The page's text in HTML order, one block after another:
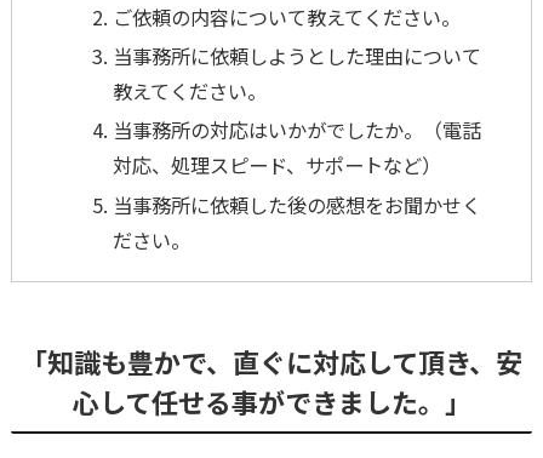
ご依頼の内容について教えてください。
当事務所に依頼しようとした理由について
教えてください。
当事務所の対応はいかがでしたか。（電話
対応、処理スピード、サポートなど）
当事務所に依頼した後の感想をお聞かせく
ださい。
「知識も豊かで、直ぐに対応して頂き、安
心して任せる事ができました。」